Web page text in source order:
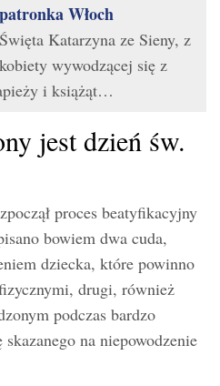
patronka Włoch
Święta Katarzyna ze Sieny, z
kobiety wywodzącej się z
i książąt…
jest dzień św.
proces beatyfikacyjny
bowiem dwa cuda,
dziecka, które powinno
drugi, również
podczas bardzo
na niepowodzenie